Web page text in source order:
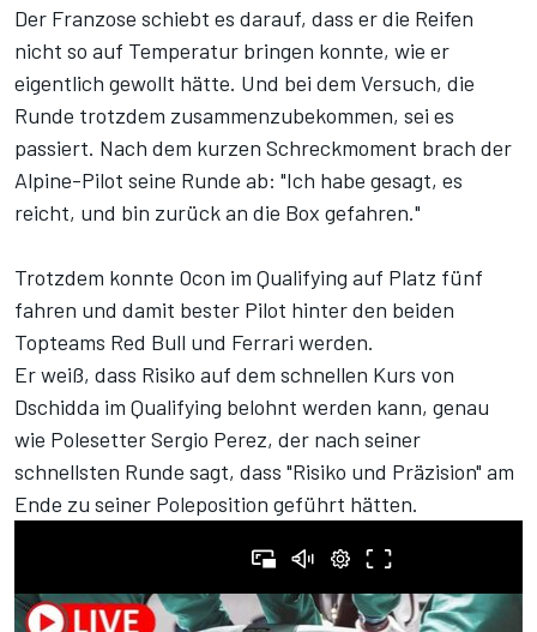
Der Franzose schiebt es darauf, dass er die Reifen
nicht so auf Temperatur bringen konnte, wie er
eigentlich gewollt hätte. Und bei dem Versuch, die
Runde trotzdem zusammenzubekommen, sei es
passiert. Nach dem kurzen Schreckmoment brach der
Alpine-Pilot seine Runde ab: "Ich habe gesagt, es
reicht, und bin zurück an die Box gefahren."
Trotzdem konnte Ocon im Qualifying auf Platz fünf
fahren und damit bester Pilot hinter den beiden
Topteams Red Bull und Ferrari werden.
Er weiß, dass Risiko auf dem schnellen Kurs von
Dschidda im Qualifying belohnt werden kann, genau
wie Polesetter Sergio Perez, der nach seiner
schnellsten Runde sagt, dass "Risiko und Präzision" am
Ende zu seiner Poleposition geführt hätten.